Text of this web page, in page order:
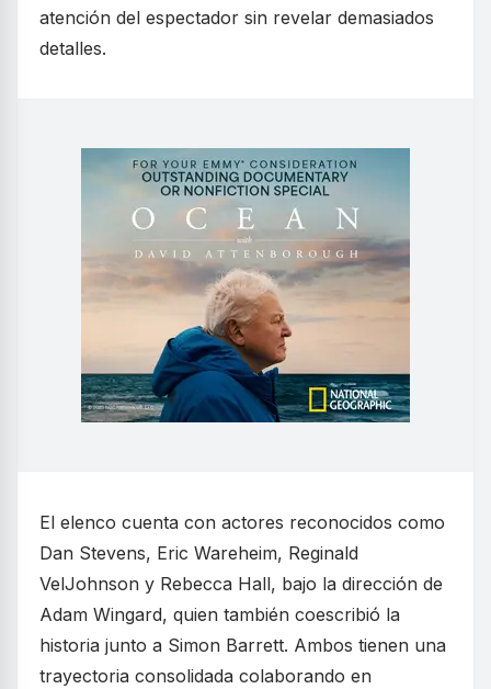
atención del espectador sin revelar demasiados
detalles.
El elenco cuenta con actores reconocidos como
Dan Stevens, Eric Wareheim, Reginald
VelJohnson y Rebecca Hall, bajo la dirección de
Adam Wingard, quien también coescribió la
historia junto a Simon Barrett. Ambos tienen una
trayectoria consolidada colaborando en